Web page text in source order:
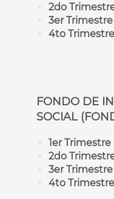
2do
3er
4to
FONDO DE
SOCIAL
1er Trimestre
2do
3er
4to